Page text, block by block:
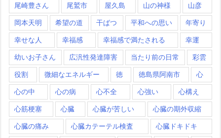
尾崎豊さん 尾鷲市 屋久島 山の神様 山彦
岡本天明 希望の道 干ばつ 平和への思い 年寄り
幸せな人 幸福感 幸福感で満たされる 幸運
幼いお子さん 広汎性発達障害 当たり前の日常 彩雲
役割 微細なエネルギー 徳 徳島県阿南市 心
心の中 心の病 心不全 心強い 心構え
心筋梗塞 心臓 心臓が苦しい 心臓の期外収縮
心臓の痛み 心臓カテーテル検査 心臓ドキドキ